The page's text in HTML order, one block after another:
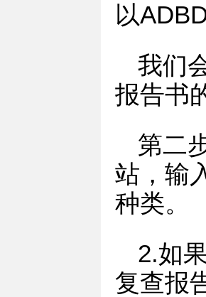
以
我们
报告书
第二
站，输
种类。
2.如
复查报